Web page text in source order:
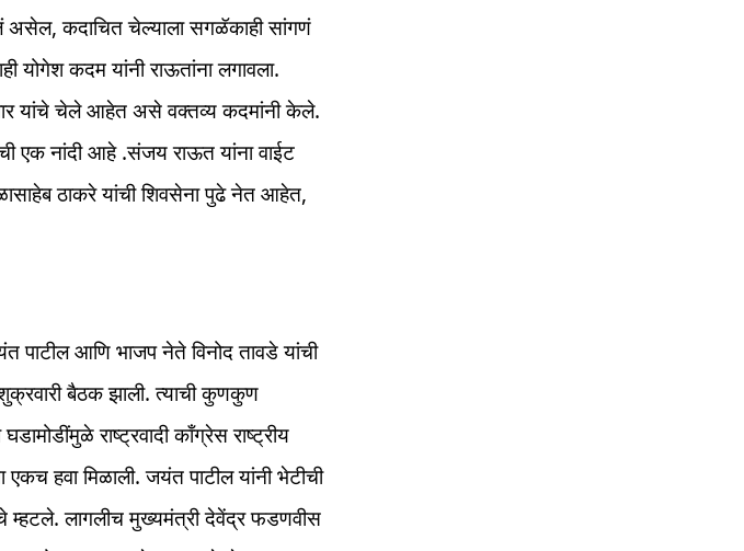
असेल, कदाचित चेल्याला सगळॅकाही सांगणं
कदम यांनी राऊतांना लगावला.
यांचे चेले आहेत असे वक्तव्य कदमांनी केले.
एक नांदी आहे .संजय राऊत यांना वाईट
ठाकरे यांची शिवसेना पुढे नेत आहेत,
पाटील आणि भाजप नेते विनोद तावडे यांची
बैठक झाली. त्याची कुणकुण
राष्ट्रवादी काँग्रेस राष्ट्रीय
एकच हवा मिळाली. जयंत पाटील यांनी भेटीची
म्हटले. लागलीच मुख्यमंत्री देवेंद्र फडणवीस